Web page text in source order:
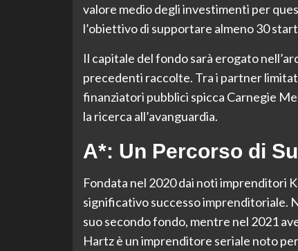
valore medio degli investimenti per
l’obiettivo di supportare almeno 30
Il capitale del fondo sarà erogato
precedenti raccolte. Tra i partner
finanziatori pubblici spicca Carnegie
la ricerca all’avanguardia.
A*: Un Percorso di
Fondata nel 2020 dai noti imprenditori
significativo successo imprenditoriale.
suo secondo fondo, mentre nel 2021
Hartz è un imprenditore seriale noto